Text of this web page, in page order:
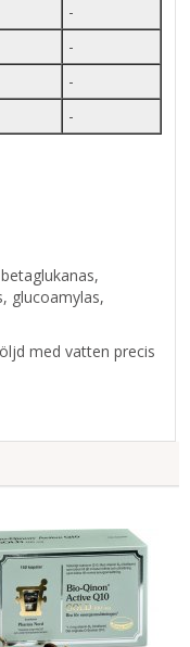
-
-
-
-
glucoamylas,
med vatten precis